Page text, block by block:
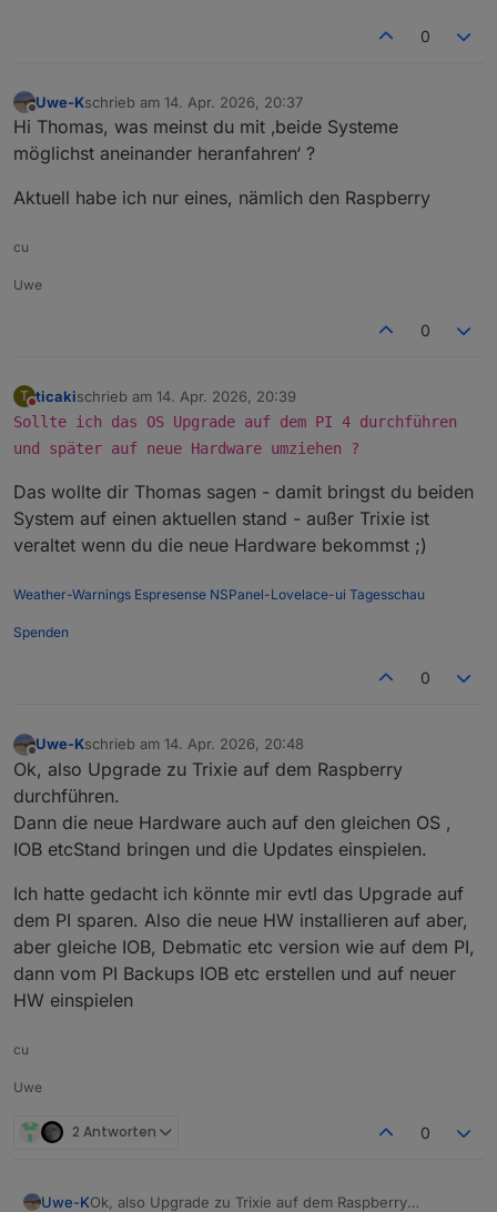
0
Offline
Uwe-Kschrieb am 14. Apr. 2026, 20:37
zuletzt editiert von
Hi Thomas, was meinst du mit ‚beide Systeme
möglichst aneinander heranfahren‘ ?
Aktuell habe ich nur eines, nämlich den Raspberry
cu
Uwe
0
T
Nicht stören
ticakischrieb am 14. Apr. 2026, 20:39
zuletzt editiert von
Sollte ich das OS Upgrade auf dem PI 4 durchführen
und später auf neue Hardware umziehen ?
Das wollte dir Thomas sagen - damit bringst du beiden
System auf einen aktuellen stand - außer Trixie ist
veraltet wenn du die neue Hardware bekommst ;)
Weather-Warnings Espresense NSPanel-Lovelace-ui Tagesschau
Spenden
0
Offline
Uwe-Kschrieb am 14. Apr. 2026, 20:48
zuletzt editiert von
Ok, also Upgrade zu Trixie auf dem Raspberry
durchführen.
Dann die neue Hardware auch auf den gleichen OS ,
IOB etcStand bringen und die Updates einspielen.
Ich hatte gedacht ich könnte mir evtl das Upgrade auf
dem PI sparen. Also die neue HW installieren auf aber,
aber gleiche IOB, Debmatic etc version wie auf dem PI,
dann vom PI Backups IOB etc erstellen und auf neuer
HW einspielen
cu
Uwe
2 Antworten 0
Uwe-KOk, also Upgrade zu Trixie auf dem Raspberry